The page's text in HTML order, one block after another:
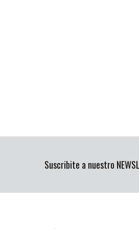
Suscribite a nuestro